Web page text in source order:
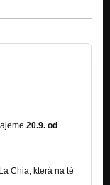
20.9. od
Chia, která na té